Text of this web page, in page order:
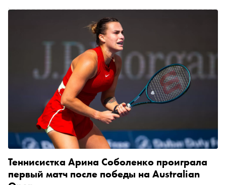
Теннисистка Арина Соболенко проиграла
первый матч после победы на Australian